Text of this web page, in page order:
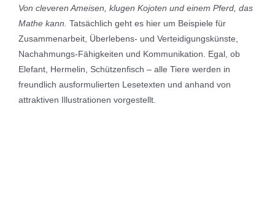
Von cleveren Ameisen, klugen Kojoten und einem Pferd, das
Mathe kann. Tatsächlich geht es hier um Beispiele für
Zusammenarbeit, Überlebens- und Verteidigungskünste,
Nachahmungs-Fähigkeiten und Kommunikation. Egal, ob
Elefant, Hermelin, Schützenfisch – alle Tiere werden in
freundlich ausformulierten Lesetexten und anhand von
attraktiven Illustrationen vorgestellt.